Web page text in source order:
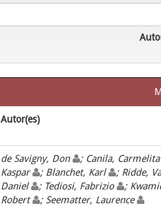
Autor(es)
de Savigny, Don ; Canila, Carmelita
Kaspar
; Blanchet, Karl ; Ridde,
Daniel
; Tediosi, Fabrizio ;
Robert
; Seematter, Laurence